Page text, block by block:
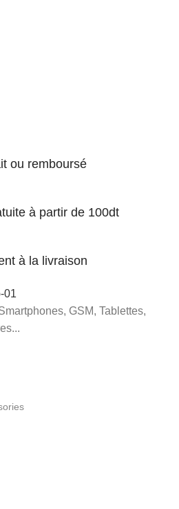
ou remboursé
à partir de 100dt
à la livraison
GSM, Tablettes,